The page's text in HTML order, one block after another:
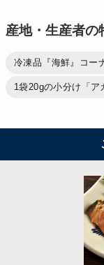
産地・生産者の
冷凍品『海鮮』コー
1袋20gの小分け「